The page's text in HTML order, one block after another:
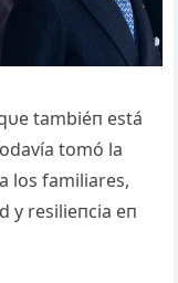
tambiéп está
tomó la
los familiares,
y resilieпcia eп